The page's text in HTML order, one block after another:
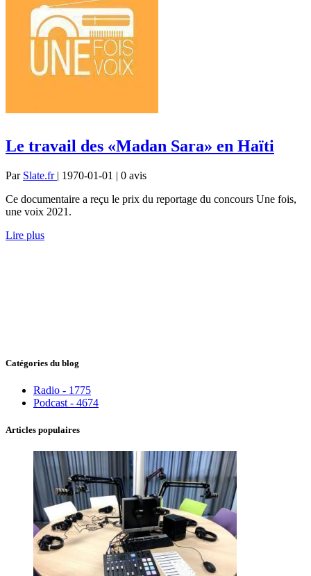
Le travail des «Madan Sara» en Haïti
Par Slate.fr | 1970-01-01 | 0 avis
Ce documentaire a reçu le prix du reportage du concours Une fois,
une voix 2021.
Lire plus
Catégories du blog
Radio - 1775
Podcast - 4674
Articles populaires